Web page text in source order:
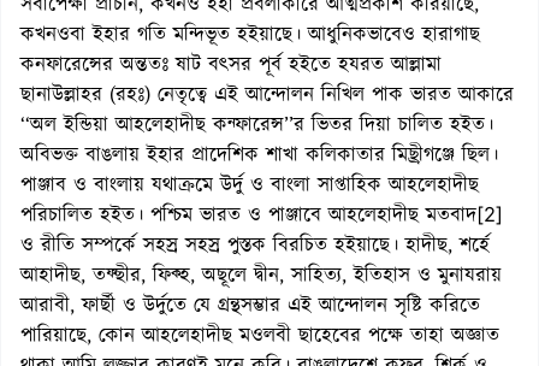
কখনওবা ইহার গতি মন্দিভূত হইয়াছে। আধুনিকভাবেও হারাগাছ
কনফারেন্সের অন্ততঃ ষাট বৎসর পূর্ব হইতে হযরত আল্লামা
ছানাউল্লাহর (রহঃ) নেতৃত্বে এই আন্দোলন নিখিল পাক ভারত আকারে
‘‘অল ইন্ডিয়া আহলেহাদীছ কন্ফারেন্স’’র ভিতর দিয়া চালিত হইত।
অবিভক্ত বাঙলায় ইহার প্রাদেশিক শাখা কলিকাতার মিছ্রীগঞ্জে ছিল।
পাঞ্জাব ও বাংলায় যথাক্রমে উর্দু ও বাংলা সাপ্তাহিক আহলেহাদীছ
পরিচালিত হইত। পশ্চিম ভারত ও পাঞ্জাবে আহলেহাদীছ মতবাদ[2]
ও রীতি সম্পর্কে সহস্র সহস্র পুস্তক বিরচিত হইয়াছে। হাদীছ, শর্হে
আহাদীছ, তফ্ছীর, ফিক্হ, অছূলে দ্বীন, সাহিত্য, ইতিহাস ও মুনাযরায়
আরাবী, ফার্ছী ও উর্দুতে যে গ্রন্থসম্ভার এই আন্দোলন সৃষ্টি করিতে
পারিয়াছে, কোন আহলেহাদীছ মওলবী ছাহেবের পক্ষে তাহা অজ্ঞাত